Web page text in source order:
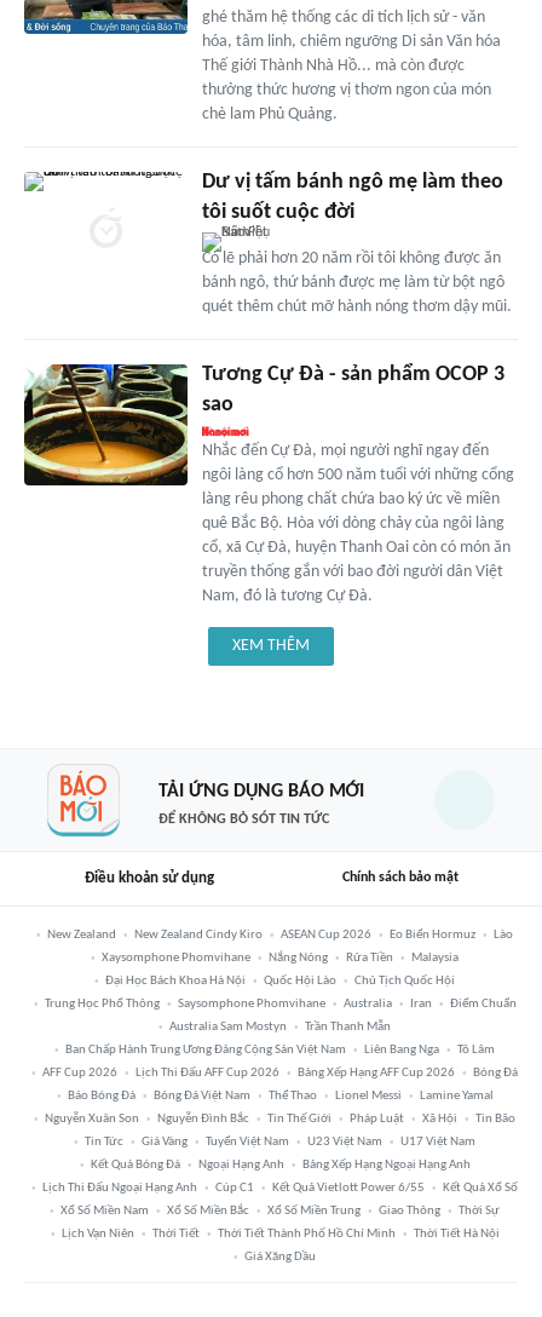
ghé thăm hệ thống các di tích lịch sử - văn
hóa, tâm linh, chiêm ngưỡng Di sản Văn hóa
Thế giới Thành Nhà Hồ... mà còn được
thưởng thức hương vị thơm ngon của món
chè lam Phủ Quảng.
Dư vị tấm bánh ngô mẹ làm theo
tôi suốt cuộc đời
Có lẽ phải hơn 20 năm rồi tôi không được ăn
bánh ngô, thứ bánh được mẹ làm từ bột ngô
quét thêm chút mỡ hành nóng thơm dậy mũi.
Tương Cự Đà - sản phẩm OCOP 3
sao
Nhắc đến Cự Đà, mọi người nghĩ ngay đến
ngôi làng cổ hơn 500 năm tuổi với những cổng
làng rêu phong chất chứa bao ký ức về miền
quê Bắc Bộ. Hòa với dòng chảy của ngôi làng
cổ, xã Cự Đà, huyện Thanh Oai còn có món ăn
truyền thống gắn với bao đời người dân Việt
Nam, đó là tương Cự Đà.
XEM THÊM
TẢI ỨNG DỤNG BÁO MỚI
ĐỂ KHÔNG BỎ SÓT TIN TỨC
Điều khoản sử dụng Chính sách bảo mật
New Zealand New Zealand Cindy Kiro ASEAN Cup 2026 Eo Biển Hormuz
Lào
Xaysomphone Phomvihane
Nắng Nóng Rửa Tiền
Malaysia
Đại Học Bách Khoa Hà Nội
Quốc Hội Lào
Chủ Tịch Quốc Hội
Trung Học Phổ Thông
Saysomphone Phomvihane Australia Iran
Điểm Chuẩn
Australia Sam Mostyn
Trần Thanh Mẫn
Ban Chấp Hành Trung Ương Đảng Cộng Sản Việt Nam
Liên Bang Nga
Tô Lâm
AFF Cup 2026
Lịch Thi Đấu AFF Cup 2026 Bảng Xếp Hạng AFF Cup 2026
Bóng Đá
Báo Bóng Đá
Bóng Đá Việt Nam Thể Thao Lionel Messi
Lamine Yamal
Nguyễn Xuân Son
Nguyễn Đình Bắc Tin Thế Giới Pháp Luật Xã Hội
Tin Bão
Tin Tức
Giá Vàng Tuyển Việt Nam U23 Việt Nam
U17 Việt Nam
Kết Quả Bóng Đá
Ngoại Hạng Anh
Bảng Xếp Hạng Ngoại Hạng Anh
Lịch Thi Đấu Ngoại Hạng Anh
Cúp C1 Kết Quả Vietlott Power 6/55
Kết Quả Xổ Số
Xổ Số Miền Nam
Xổ Số Miền Bắc Xổ Số Miền Trung Giao Thông
Thời Sự
Lịch Vạn Niên
Thời Tiết Thời Tiết Thành Phố Hồ Chí Minh
Thời Tiết Hà Nội
Giá Xăng Dầu